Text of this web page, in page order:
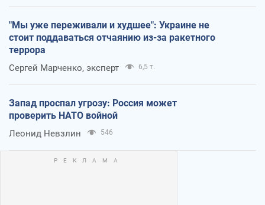
"Мы уже переживали и худшее": Украине не
стоит поддаваться отчаянию из-за ракетного
террора
Сергей Марченко, эксперт 6,5 т.
Запад проспал угрозу: Россия может
проверить НАТО войной
Леонид Невзлин 546